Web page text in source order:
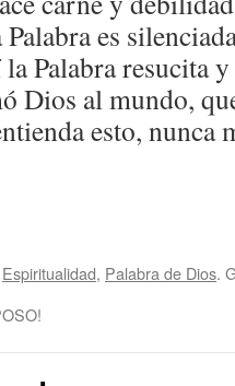
es
Palabra resucita
Dios al mundo,
esto, nunca
Espiritualidad, Palabra de Dios.